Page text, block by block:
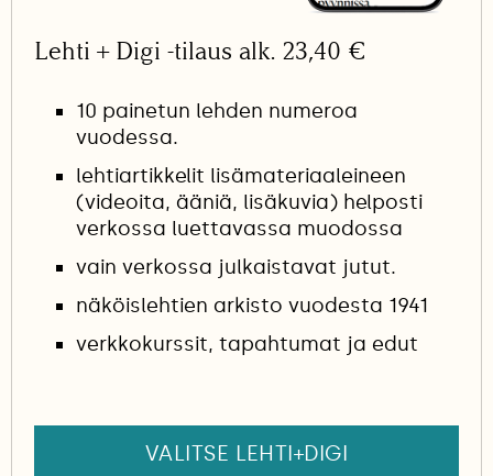
Lehti + Digi -tilaus alk. 23,40 €
10 painetun lehden numeroa
vuodessa.
lehtiartikkelit lisämateriaaleineen
(videoita, ääniä, lisäkuvia) helposti
verkossa luettavassa muodossa
vain verkossa julkaistavat jutut.
näköislehtien arkisto vuodesta 1941
verkkokurssit, tapahtumat ja edut
VALITSE LEHTI+DIGI